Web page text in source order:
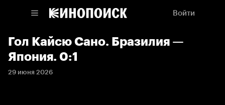
Войти
Гол Кайсю Сано. Бразилия —
Япония. 0:1
29 июня 2026